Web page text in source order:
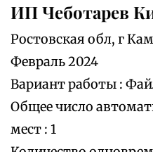
ИП Чеботарев
Ростовская обл, г
Февраль 2024
Вариант работы :
Общее число
мест : 1